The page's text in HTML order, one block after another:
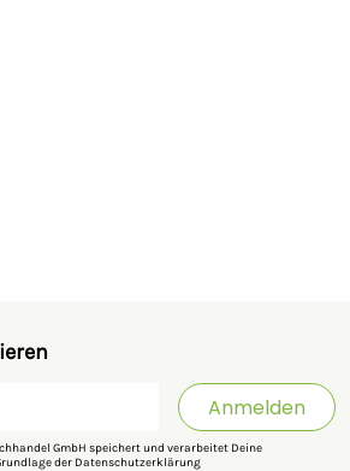
Anmelden
GmbH speichert und verarbeitet Deine
der Datenschutzerklärung